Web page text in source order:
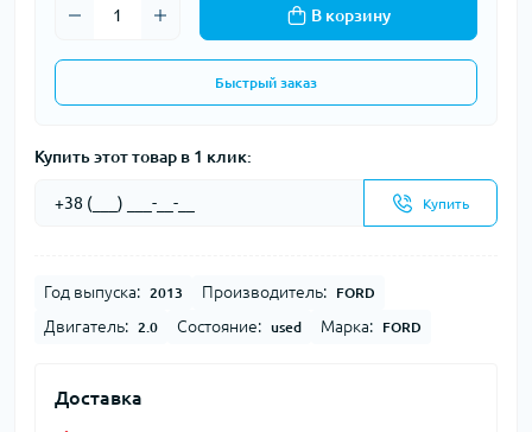
В корзину
Быстрый заказ
Купить этот товар в 1 клик:
Купить
Год выпуска: 2013 Производитель: FORD
Двигатель: 2.0 Состояние: used Марка: FORD
Доставка